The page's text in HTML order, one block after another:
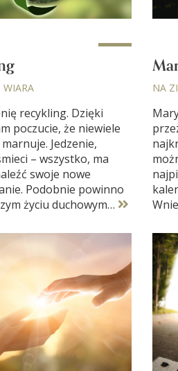
WIARA
recykling. Dzięki
poczucie, że niewiele
Jedzenie,
– wszystko, ma
swoje nowe
Podobnie powinno
życiu duchowym…
NA